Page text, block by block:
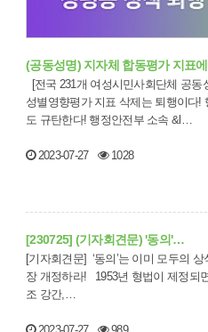
(공동성명) 지자체 합동평가 지표
성별영향평가 지표 삭제는 퇴행이다!
도 규탄한다! 행정안전부 소속 &l…
2023-07-27 1028
[230725] (기자회견문) '동의'…
[기자회견문] ‘동의’는 이미 모두의 상식이다 형법 297조 강간죄, 지금 당
장 개정하라! 1953년 형법이 제정되면서 제32장 정조에 관한 죄, 제297
조 강간,…